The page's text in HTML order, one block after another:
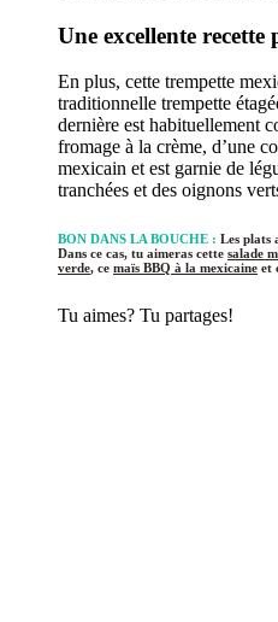
Une excellente
En plus, cette trempette
traditionnelle trempette
dernière est habituellement
fromage à la crème, d’une
mexicain et est garnie de
tranchées et des oignons
BON DANS LA BOUCHE : Les plats
Dans ce cas, tu aimeras cette salade
verde, ce maïs BBQ à la mexicaine et
Tu aimes? Tu partages!